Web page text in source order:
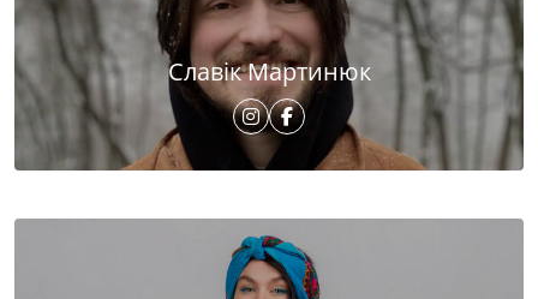
Славік Мартинюк